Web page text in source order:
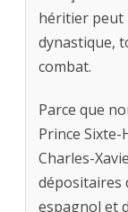
héritier peut
dynastique,
combat.
Parce que
Prince
Charles-
dépositaires
espagnol et